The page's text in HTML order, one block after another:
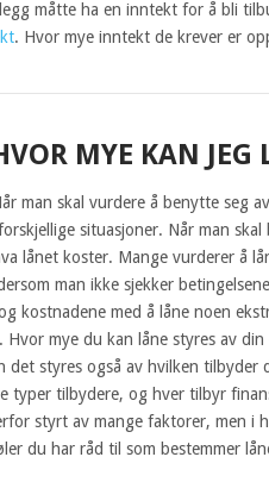
måtte ha en inntekt for å bli
. Hvor mye inntekt de krever er
MYE KAN JEG
man skal vurdere å benytte seg
situasjoner. Når man
lånet koster. Mange vurderer å
man ikke sjekker
kostnadene med å låne noen
Hvor mye du kan låne styres av
det styres også av hvilken
typer tilbydere, og hver tilbyr
styrt av mange faktorer, men i
du har råd til som bestemmer